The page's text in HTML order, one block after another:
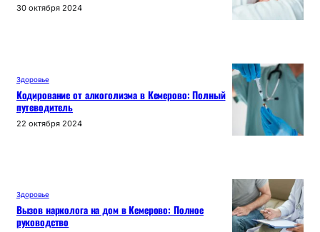
30 октября 2024
Здоровье
Кодирование от алкоголизма в Кемерово: Полный
путеводитель
22 октября 2024
Здоровье
Вызов нарколога на дом в Кемерово: Полное
руководство